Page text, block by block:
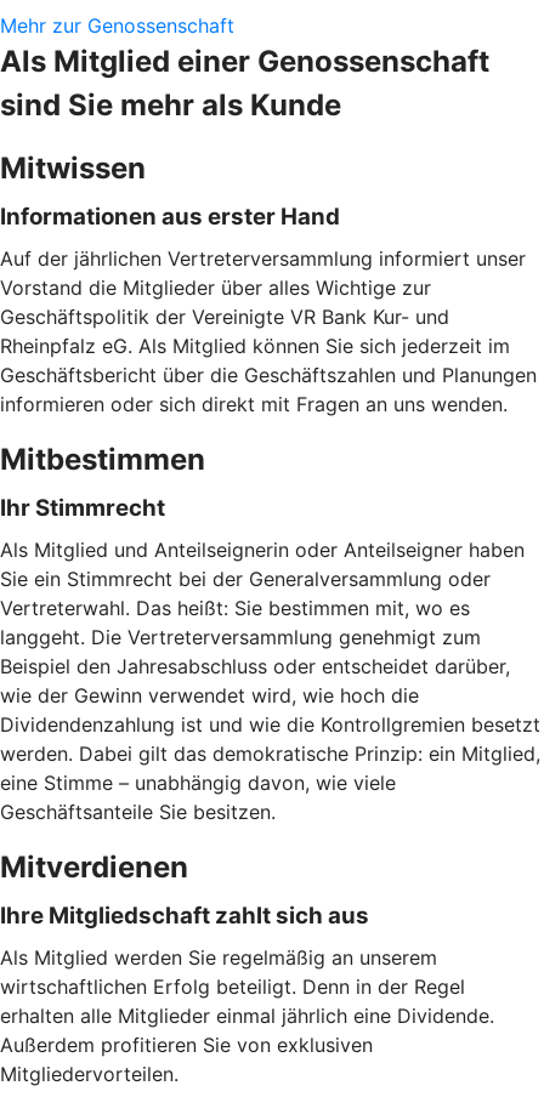
Mehr zur Genossenschaft
Als Mitglied einer Genossenschaft
sind Sie mehr als Kunde
Mitwissen
Informationen aus erster Hand
Auf der jährlichen Vertreterversammlung informiert unser
Vorstand die Mitglieder über alles Wichtige zur
Geschäftspolitik der Vereinigte VR Bank Kur- und
Rheinpfalz eG. Als Mitglied können Sie sich jederzeit im
Geschäftsbericht über die Geschäftszahlen und Planungen
informieren oder sich direkt mit Fragen an uns wenden.
Mitbestimmen
Ihr Stimmrecht
Als Mitglied und Anteilseignerin oder Anteilseigner haben
Sie ein Stimmrecht bei der Generalversammlung oder
Vertreterwahl. Das heißt: Sie bestimmen mit, wo es
langgeht. Die Vertreterversammlung genehmigt zum
Beispiel den Jahresabschluss oder entscheidet darüber,
wie der Gewinn verwendet wird, wie hoch die
Dividendenzahlung ist und wie die Kontrollgremien besetzt
werden. Dabei gilt das demokratische Prinzip: ein Mitglied,
eine Stimme – unabhängig davon, wie viele
Geschäftsanteile Sie besitzen.
Mitverdienen
Ihre Mitgliedschaft zahlt sich aus
Als Mitglied werden Sie regelmäßig an unserem
wirtschaftlichen Erfolg beteiligt. Denn in der Regel
erhalten alle Mitglieder einmal jährlich eine Dividende.
Außerdem profitieren Sie von exklusiven
Mitgliedervorteilen.